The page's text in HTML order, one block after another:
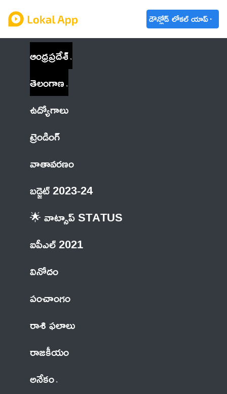
డౌన్లోడ్ లోకల్ యాప్
ఆంధ్రప్రదేశ్
తెలంగాణ
ఉద్యోగాలు
ట్రెండింగ్
వాతావరణం
బడ్జెట్ 2023-24
🌟 వాట్సాప్ STATUS
ఐపీఎల్ 2021
వినోదం
పంచాంగం
రాశి ఫలాలు
రాజకీయం
అనేకం